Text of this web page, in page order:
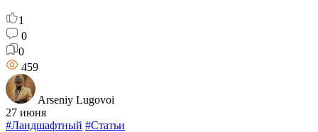
1
0
0
459
Arseniy Lugovoi
27 июня
#Ландшафтный #Статьи